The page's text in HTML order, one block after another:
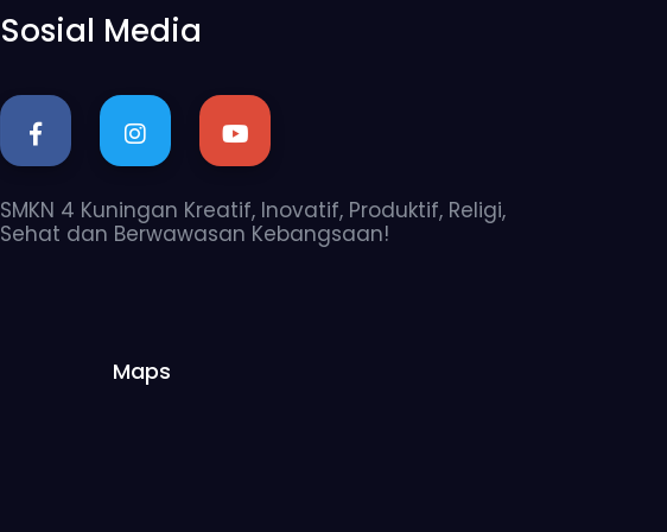
Sosial Media
SMKN 4 Kuningan Kreatif, Inovatif, Produktif, Religi,
Sehat dan Berwawasan Kebangsaan!
Maps